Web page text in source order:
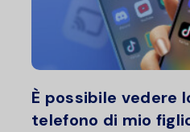
È possibile vedere
telefono di mio